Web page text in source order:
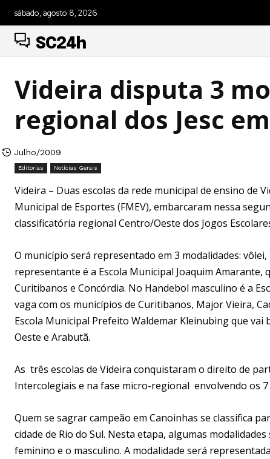
sábado, agosto 8, 2026
SC24h
Videira disputa 3
regional dos Jesc
Julho/2009
Editorias Notícias Gerais
Videira – Duas escolas da rede municipal de ensino de
Municipal de Esportes (FMEV), embarcaram nessa
classificatória regional Centro/Oeste dos Jogos
O município será representado em 3 modalidades:
representante é a Escola Municipal Joaquim Amarante,
Curitibanos e Concórdia. No Handebol masculino é a
vaga com os municípios de Curitibanos, Major Vieira,
Escola Municipal Prefeito Waldemar Kleinubing que
Oeste e Arabutã.
As três escolas de Videira conquistaram o direito de
Intercolegiais e na fase micro-regional envolvendo os 7
Quem se sagrar campeão em Canoinhas se classifica
cidade de Rio do Sul. Nesta etapa, algumas
feminino e o masculino. A modalidade será